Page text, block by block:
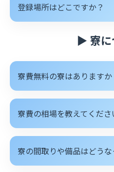
登録場所はどこですか？
▶ 寮に
寮費無料の寮はありますか
寮費の相場を教えてくださ
寮の間取りや備品はどうな